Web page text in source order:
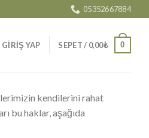
05352667884
GIRIŞ YAP SEPET / 0,00₺ 0
kendilerini rahat
bu haklar, aşağıda